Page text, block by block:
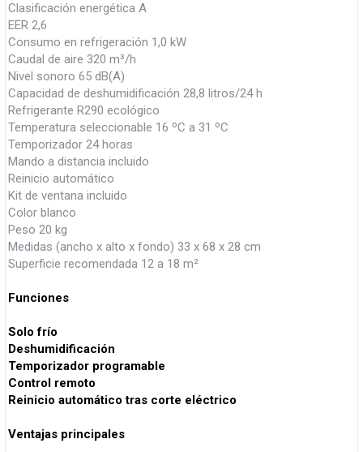
Clasificación energética A
EER 2,6
Consumo en refrigeración 1,0 kW
Caudal de aire 320 m³/h
Nivel sonoro 65 dB(A)
Capacidad de deshumidificación 28,8 litros/24 h
Refrigerante R290 ecológico
Temperatura seleccionable 16 ºC a 31 ºC
Temporizador 24 horas
Mando a distancia incluido
Reinicio automático
Kit de ventana incluido
Color blanco
Peso 20 kg
Medidas (ancho x alto x fondo) 33 x 68 x 28 cm
Superficie recomendada 12 a 18 m²
Funciones
Solo frío
Deshumidificación
Temporizador programable
Control remoto
Reinicio automático tras corte eléctrico
Ventajas principales